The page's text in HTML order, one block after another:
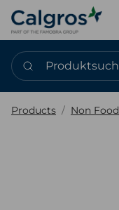
Produktsuche
Products Non Food